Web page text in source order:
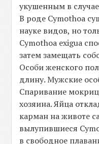
укушенным в
В роде Cymothoa
науке видов, но
Cymothoa exigua
затем замещать
Особи женского
длину. Мужские
Спаривание
хозяина. Яйца
карман на животе
вылупившиеся
в свободное